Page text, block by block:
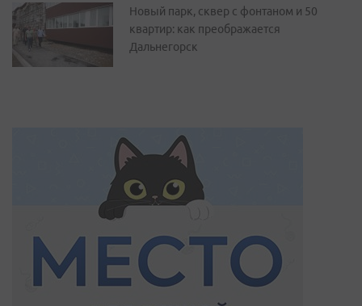
Новый парк, сквер с фонтаном и 50
квартир: как преображается
Дальнегорск